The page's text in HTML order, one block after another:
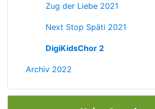
Zug der Liebe 2021
Next Stop Späti 2021
DigiKidsChor 2
Archiv 2022